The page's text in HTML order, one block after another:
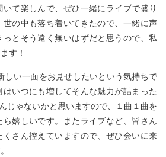
て楽しんで、ぜひ一緒にライブで盛り
の中も落ち着いてきたので、一緒に声
とそう遠く無いはずだと思うので、私
す！
しい一面をお見せしたいという気持ちで
いつにも増してそんな魅力が詰まった
じゃないかと思いますので、１曲１曲を
ら嬉しいです。またライブなど、皆さん
さん控えていますので、ぜひ会いに来